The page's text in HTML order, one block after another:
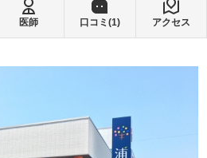
医師 口コミ(1) アクセス